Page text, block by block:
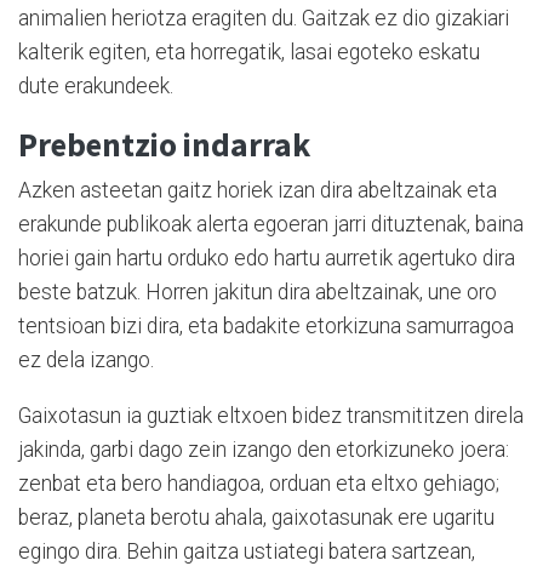
animalien heriotza eragiten du. Gaitzak ez dio gizakiari
kalterik egiten, eta horregatik, lasai egoteko eskatu
dute erakundeek.
Prebentzio indarrak
Azken asteetan gaitz horiek izan dira abeltzainak eta
erakunde publikoak alerta egoeran jarri dituztenak, baina
horiei gain hartu orduko edo hartu aurretik agertuko dira
beste batzuk. Horren jakitun dira abeltzainak, une oro
tentsioan bizi dira, eta badakite etorkizuna samurragoa
ez dela izango.
Gaixotasun ia guztiak eltxoen bidez transmititzen direla
jakinda, garbi dago zein izango den etorkizuneko joera:
zenbat eta bero handiagoa, orduan eta eltxo gehiago;
beraz, planeta berotu ahala, gaixotasunak ere ugaritu
egingo dira. Behin gaitza ustiategi batera sartzean,